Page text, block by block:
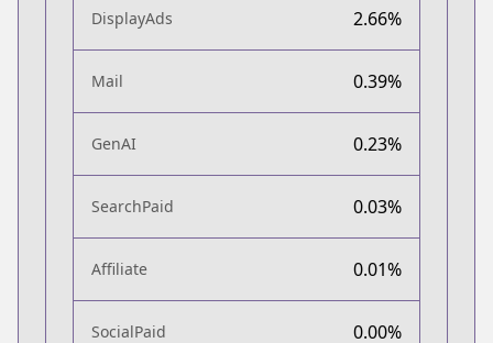
DisplayAds 2.66%
Mail 0.39%
GenAI 0.23%
SearchPaid 0.03%
Affiliate 0.01%
SocialPaid 0.00%